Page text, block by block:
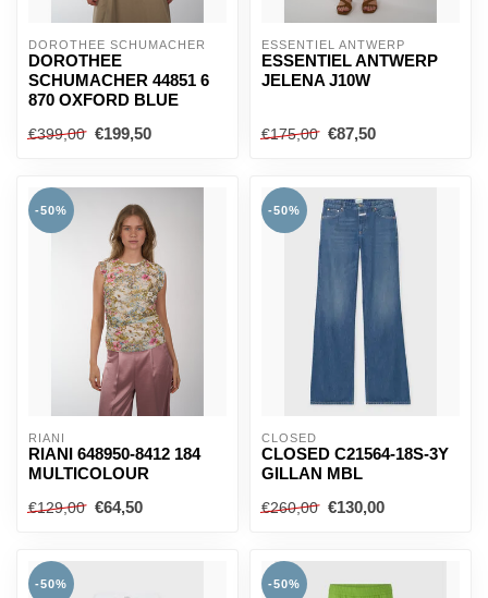
DOROTHEE SCHUMACHER
DOROTHEE
SCHUMACHER 44851 6
870 OXFORD BLUE
€399,00 €199,50
ESSENTIEL ANTWERP
ESSENTIEL ANTWERP
JELENA J10W
€175,00 €87,50
-50%
RIANI
RIANI 648950-8412 184
MULTICOLOUR
€129,00 €64,50
-50%
CLOSED
CLOSED C21564-18S-3Y
GILLAN MBL
€260,00 €130,00
-50% -50%